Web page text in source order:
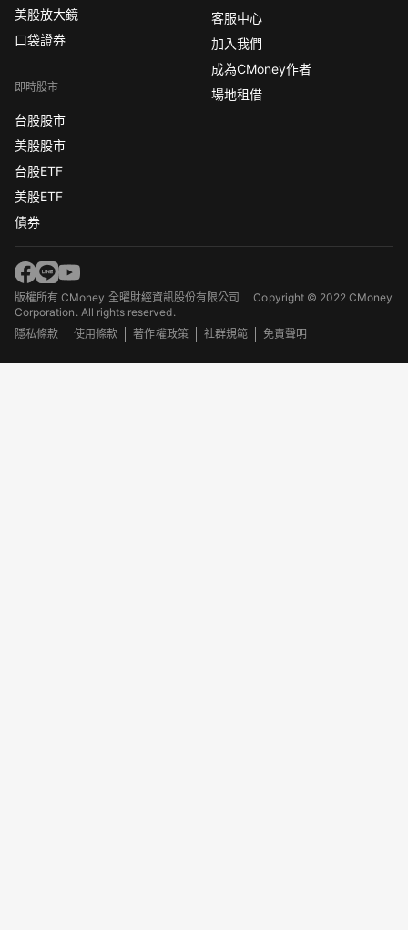
美股放大鏡
口袋證券
即時股市
台股股市
美股股市
台股ETF
美股ETF
債券
客服中心
加入我們
成為CMoney作者
場地租借
版權所有 CMoney 全曜財經資訊股份有限公司Copyright © 2022 CMoney
Corporation. All rights reserved.
隱私條款
使用條款 著作權政策 社群規範 免責聲明